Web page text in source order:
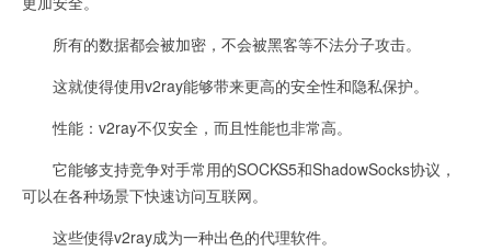
所有的数据都会被加密，不会被黑客等不法分子攻击。
这就使得使用v2ray能够带来更高的安全性和隐私保护。
性能：v2ray不仅安全，而且性能也非常高。
它能够支持竞争对手常用的SOCKS5和ShadowSocks协议，
可以在各种场景下快速访问互联网。
这些使得v2ray成为一种出色的代理软件。